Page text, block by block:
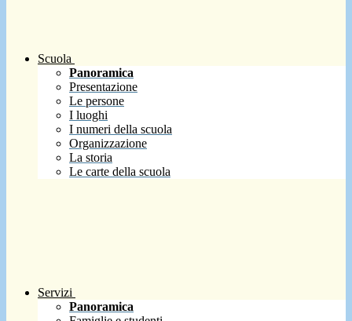
Scuola
Panoramica
Presentazione
Le persone
I luoghi
I numeri della scuola
Organizzazione
La storia
Le carte della scuola
Servizi
Panoramica